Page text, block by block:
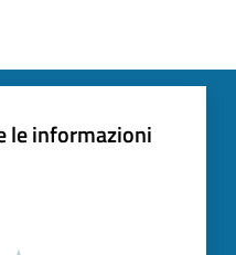
le informazioni